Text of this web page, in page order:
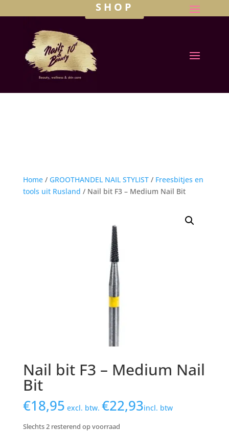
SHOP
Home/ GROOTHANDEL NAIL STYLIST/ Freesbitjes en
tools uit Rusland / Nail bit F3 – Medium Nail Bit
Nail bit F3 – Medium Nail
Bit
€18,95 excl. btw. €22,93incl. btw
Slechts 2 resterend op voorraad